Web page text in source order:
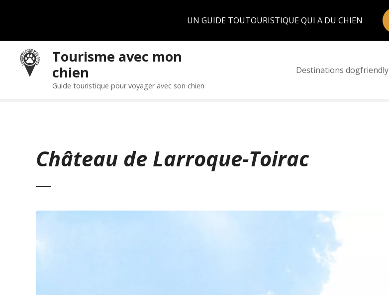
UN GUIDE TOUTOURISTIQUE QUI A DU CHIEN
Tourisme avec mon
chien
Guide touristique pour voyager avec son chien
Destinations dogfriendly
Château de Larroque-Toirac